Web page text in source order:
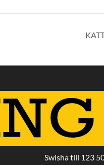
Swisha till 123